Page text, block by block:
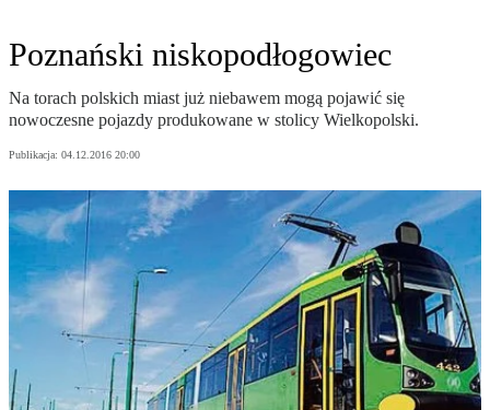
Poznański niskopodłogowiec
Na torach polskich miast już niebawem mogą pojawić się
nowoczesne pojazdy produkowane w stolicy Wielkopolski.
Publikacja: 04.12.2016 20:00